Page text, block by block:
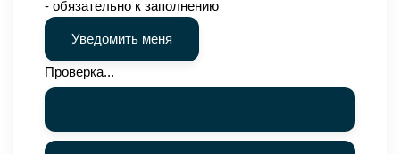
- обязательно к заполнению
Проверка...